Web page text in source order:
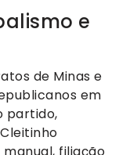
e
de Minas e
em
partido,
filiação